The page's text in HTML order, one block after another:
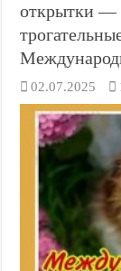
открытки —
02.07.2025